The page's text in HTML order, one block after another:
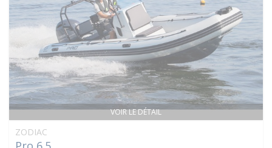
VOIR LE DÉTAIL
ZODIAC